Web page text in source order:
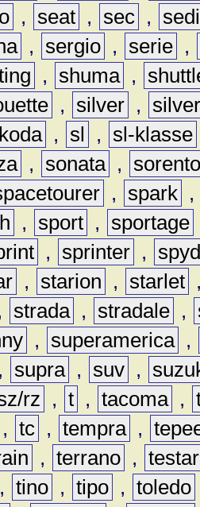
, seat , sec ,
, sergio , serie ,
, shuma ,
, silver ,
, sl , sl-klasse
, sonata ,
, spark ,
, sport , sportage
, sprinter ,
, starion , starlet
strada , stradale ,
, superamerica ,
, supra , suv ,
rz , t , tacoma ,
, tc , tempra ,
, terrano ,
, tino , tipo , toledo